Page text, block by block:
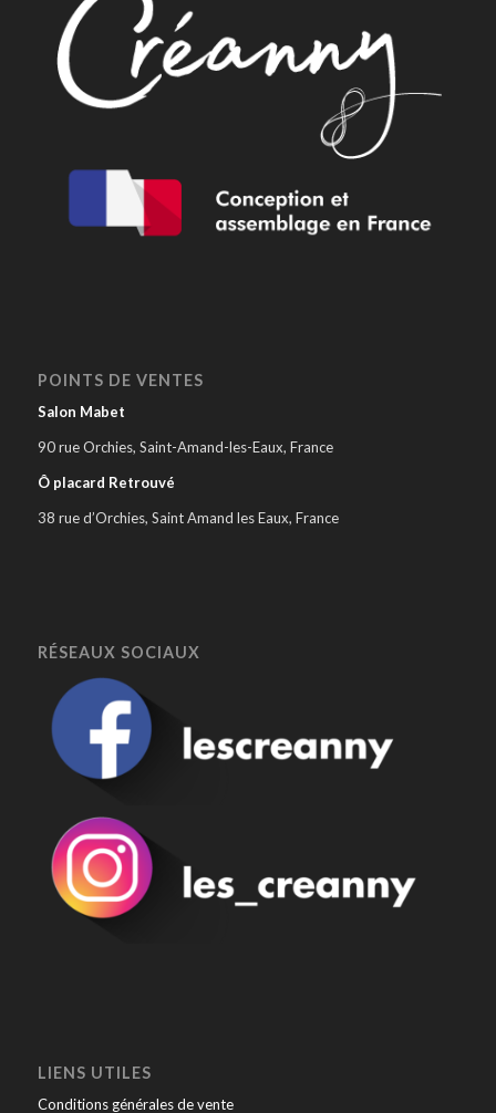
POINTS DE VENTES
Salon Mabet
90 rue Orchies, Saint-Amand-les-Eaux, France
Ô placard Retrouvé
38 rue d’Orchies, Saint Amand les Eaux, France
RÉSEAUX SOCIAUX
LIENS UTILES
Conditions générales de vente